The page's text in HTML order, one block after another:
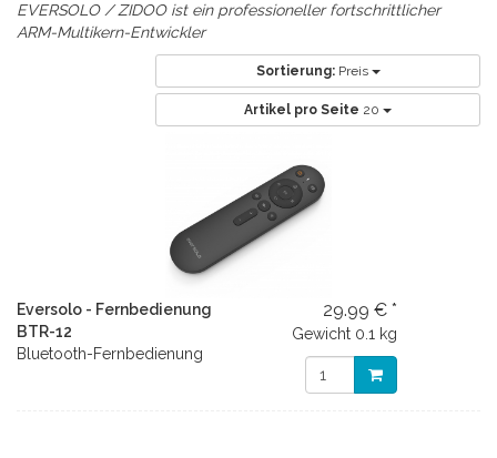
EVERSOLO / ZIDOO ist ein professioneller fortschrittlicher
ARM-Multikern-Entwickler
Sortierung: Preis
Artikel pro Seite 20
Eversolo - Fernbedienung
BTR-12
Bluetooth-Fernbedienung
29.99 € *
Gewicht 0.1 kg